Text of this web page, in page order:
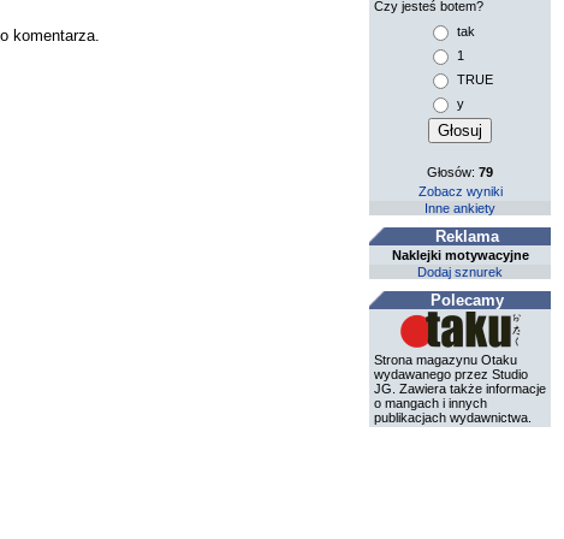
komentarza.
Czy jesteś botem?
tak
1
TRUE
y
Głosów:79
Zobacz wyniki
Inne ankiety
Reklama
Naklejki motywacyjne
Dodaj sznurek
Polecamy
Strona magazynu Otaku
wydawanego przez Studio
JG. Zawiera także informacje
o mangach i innych
publikacjach wydawnictwa.